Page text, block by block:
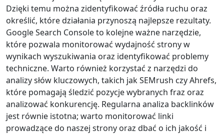
Dzięki temu można zidentyfikować źródła ruchu oraz
określić, które działania przynoszą najlepsze rezultaty.
Google Search Console to kolejne ważne narzędzie,
które pozwala monitorować wydajność strony w
wynikach wyszukiwania oraz identyfikować problemy
techniczne. Warto również korzystać z narzędzi do
analizy słów kluczowych, takich jak SEMrush czy Ahrefs,
które pomagają śledzić pozycje wybranych fraz oraz
analizować konkurencję. Regularna analiza backlinków
jest równie istotna; warto monitorować linki
prowadzące do naszej strony oraz dbać o ich jakość i